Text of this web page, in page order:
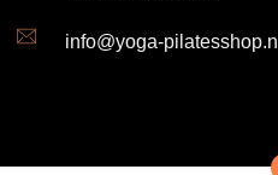
info@yoga-pilatesshop.nl